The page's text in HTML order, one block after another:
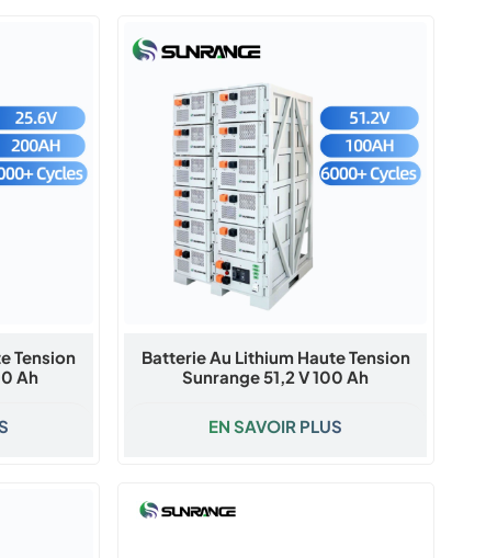
Tension
Ah
Batterie Au Lithium Haute Tension
Sunrange 51,2 V 100 Ah
EN SAVOIR PLUS